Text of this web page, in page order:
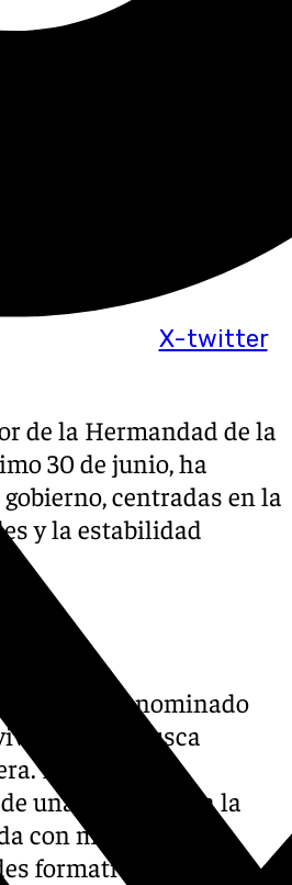
X-twitter
de la Hermandad de la
30 de junio, ha
centradas en la
y la estabilidad
del denominado
que busca
El proyecto
una terraza para la
con material
formativas.